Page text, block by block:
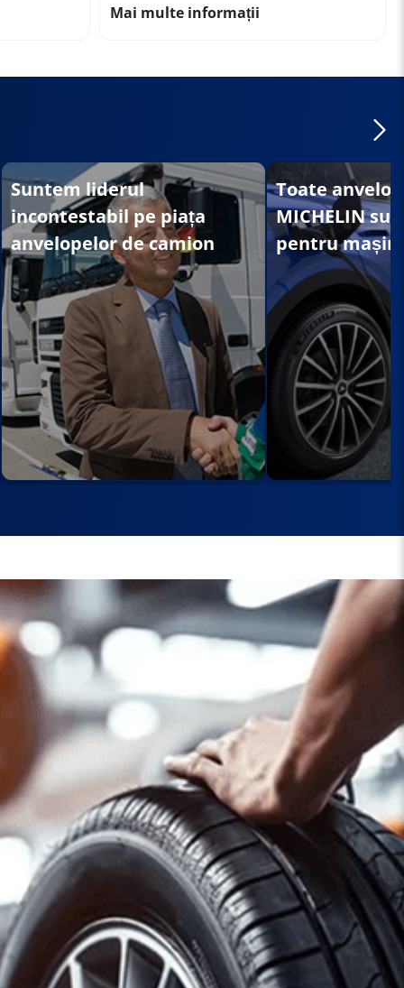
Mai multe informații
Suntem liderul
incontestabil pe piața
anvelopelor de camion
Toate
MICHELIN
pentru